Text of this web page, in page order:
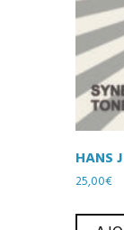
HANS
25,00€